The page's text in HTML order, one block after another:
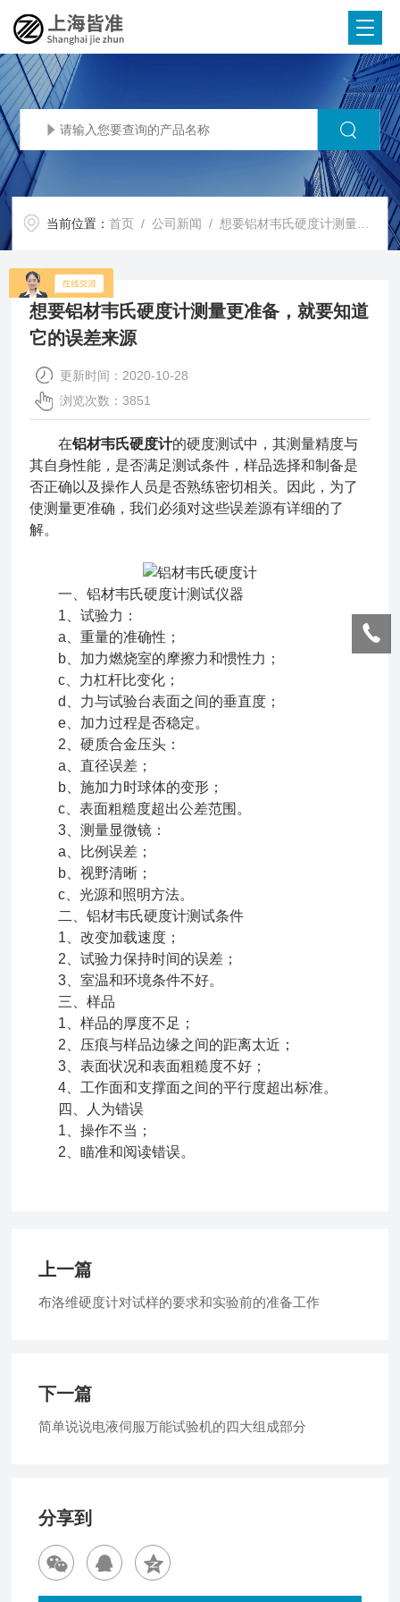
当前位置：首页 /公司新闻 / 想要铝材韦氏硬度计测量更准备，就要知道它的误差来源
想要铝材韦氏硬度计测量更准备，就要知道
它的误差来源
更新时间：2020-10-28
浏览次数：3851
在铝材韦氏硬度计的硬度测试中，其测量精度与
其自身性能，是否满足测试条件，样品选择和制备是
否正确以及操作人员是否熟练密切相关。因此，为了
使测量更准确，我们必须对这些误差源有详细的了
解。
一、铝材韦氏硬度计测试仪器
1、试验力：
a、重量的准确性；
b、加力燃烧室的摩擦力和惯性力；
c、力杠杆比变化；
d、力与试验台表面之间的垂直度；
e、加力过程是否稳定。
2、硬质合金压头：
a、直径误差；
b、施加力时球体的变形；
c、表面粗糙度超出公差范围。
3、测量显微镜：
a、比例误差；
b、视野清晰；
c、光源和照明方法。
二、铝材韦氏硬度计测试条件
1、改变加载速度；
2、试验力保持时间的误差；
3、室温和环境条件不好。
三、样品
1、样品的厚度不足；
2、压痕与样品边缘之间的距离太近；
3、表面状况和表面粗糙度不好；
4、工作面和支撑面之间的平行度超出标准。
四、人为错误
1、操作不当；
2、瞄准和阅读错误。
上一篇
布洛维硬度计对试样的要求和实验前的准备工作
下一篇
简单说说电液伺服万能试验机的四大组成部分
分享到